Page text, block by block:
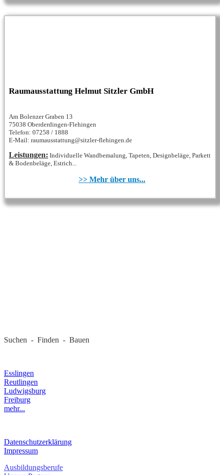
Raumausstattung Helmut Sitzler GmbH
Am Bolenzer Graben 13
75038 Oberderdingen-Flehingen
Telefon: 07258 / 1888
E-Mail: raumausstattung@sitzler-flehingen.de
Leistungen: Individuelle Wandbemalung, Tapeten, Designbeläge, Parkett
& Bodenbeläge, Estrich...
>> Mehr über uns...
Suchen - Finden - Bauen
Esslingen
Reutlingen
Ludwigsburg
Freiburg
mehr...
Datenschutzerklärung
Impressum
Ausbildungsberufe